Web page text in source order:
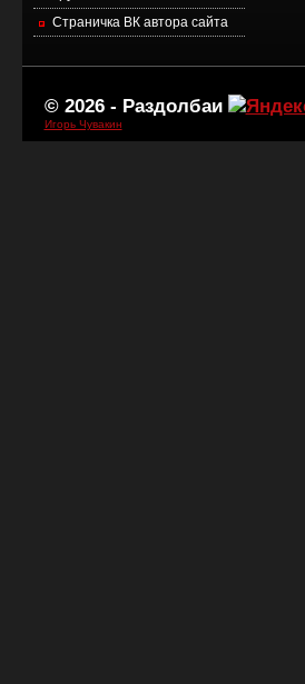
Страничка ВК автора сайта
© 2026 - Раздолбаи
Игорь Чувакин